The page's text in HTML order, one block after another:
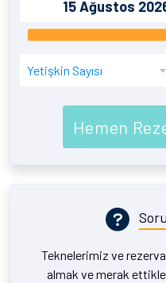
Yetişkin Sayısı
Hemen
Teknelerimiz ve
almak ve merak